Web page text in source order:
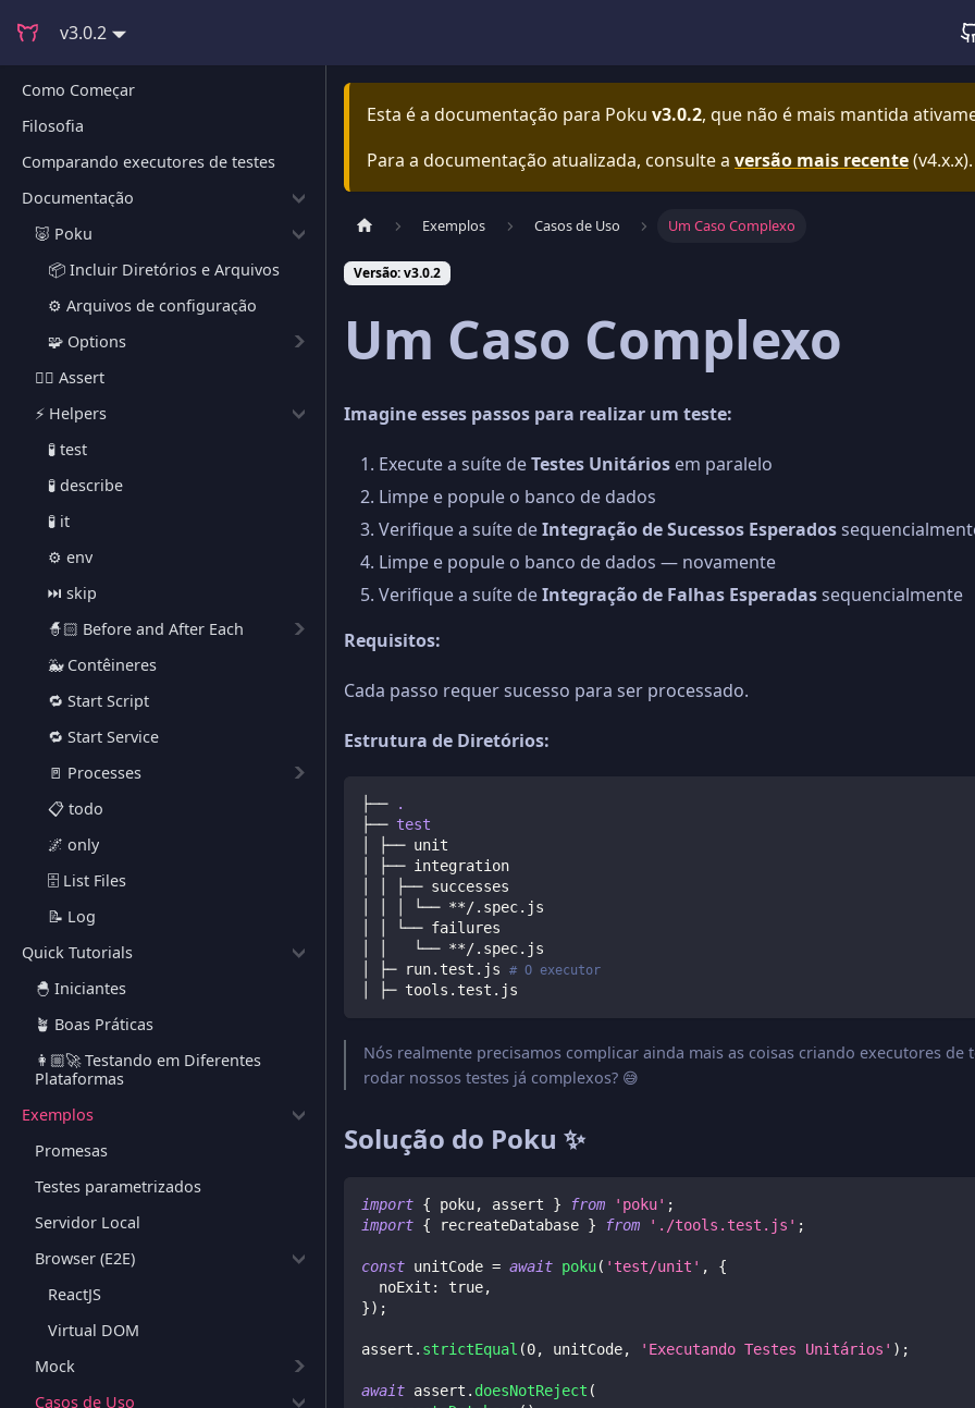
v3.0.2
Como Começar
Filosofia
Comparando executores de testes
Documentação
🐷 Poku
📦 Incluir Diretórios e Arquivos
⚙️ Arquivos de configuração
🧩 Options
🕵🏻 Assert
⚡️ Helpers
🧪 test
🧪 describe
🧪 it
⚙️ env
⏭️ skip
🧙🏻 Before and After Each
🐳 Contêineres
🔁 Start Script
🔁 Start Service
🚪 Processes
📋 todo
🌌 only
🗄️ List Files
📝 Log
Quick Tutorials
🐣 Iniciantes
🪴 Boas Práticas
👩🏼‍🚀 Testando em Diferentes
Plataformas
Exemplos
Promesas
Testes parametrizados
Servidor Local
Browser (E2E)
ReactJS
Virtual DOM
Mock
Casos de Uso
Esta é a documentação para Poku v3.0.2, que não é mais mantida
Para a documentação atualizada, consulte a versão mais recente(v4.x.x).
Exemplos Casos de Uso Um Caso Complexo
Versão: v3.0.2
Um Caso Complexo
Imagine esses passos para realizar um teste:
Execute a suíte deTestes Unitários em paralelo
Limpe e popule o banco de dados
Verifique a suíte deIntegração de Sucessos Esperados
Limpe e popule o banco de dados — novamente
Verifique a suíte deIntegração de Falhas Esperadassequencialmente
Requisitos:
Cada passo requer sucesso para ser processado.
Estrutura de Diretórios:
├──
.
├── test
│ ├── unit
│ ├── integration
│ │ ├── successes
│ │ │ └── **/.spec.js
│ │ └── failures
│ │   └── **/.spec.js
│ ├─ run.test.js # O executor
│ ├─ tools.test.js
Nós realmente precisamos complicar ainda mais as coisas criando executores de
rodar nossos testes já complexos? 😅
Solução do Poku ✨
import { poku, assert } from 'poku' ;
import { recreateDatabase } from './tools.test.js' ;
const unitCode = await poku( 'test/unit' ,
{
  noExit
: true,
}) ;
assert . strictEqual (0, unitCode, 'Executando Testes Unitários' ) ;
await assert . doesNotReject (